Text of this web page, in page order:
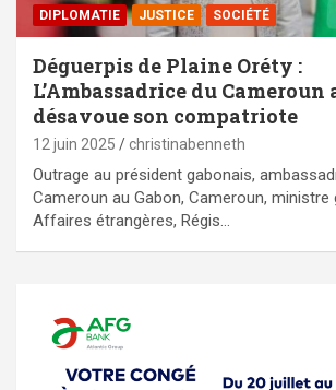
DIPLOMATIE JUSTICE SOCIÉTÉ
Déguerpis de Plaine Oréty :
L’Ambassadrice du Cameroun
désavoue son compatriote
12 juin 2025 christinabenneth
Outrage au président gabonais,
Cameroun au Gabon, Cameroun, ministre
Affaires étrangères, Régis…